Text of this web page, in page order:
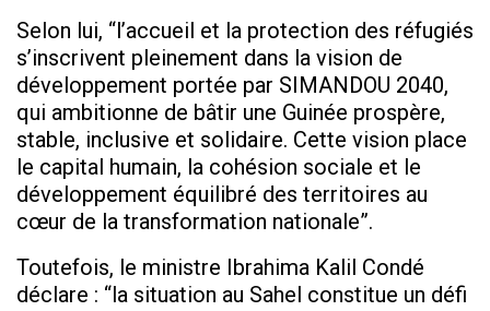
Selon lui, “l’accueil et la protection des réfugiés
s’inscrivent pleinement dans la vision de
développement portée par SIMANDOU 2040,
qui ambitionne de bâtir une Guinée prospère,
stable, inclusive et solidaire. Cette vision place
le capital humain, la cohésion sociale et le
développement équilibré des territoires au
cœur de la transformation nationale”.
Toutefois, le ministre Ibrahima Kalil Condé
déclare : “la situation au Sahel constitue un défi